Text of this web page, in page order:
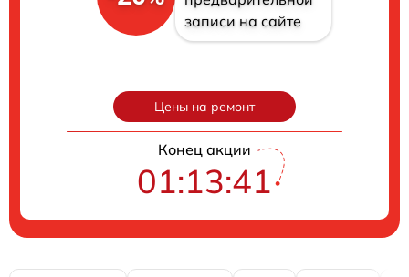
записи на сайте
Цены на ремонт
Конец акции
01:13:40